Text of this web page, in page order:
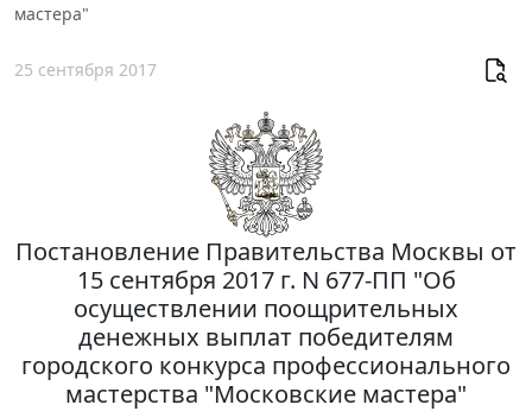
мастера"
25 сентября 2017
Постановление Правительства Москвы от
15 сентября 2017 г. N 677-ПП "Об
осуществлении поощрительных
денежных выплат победителям
городского конкурса профессионального
мастерства "Московские мастера"